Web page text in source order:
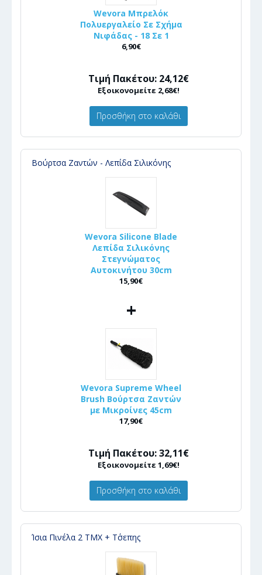
Wevora Μπρελόκ
Πολυεργαλείο Σε Σχήμα
Νιφάδας - 18 Σε 1
6,90€
Τιμή Πακέτου: 24,12€
Εξοικονομείτε 2,68€!
Προσθήκη στο καλάθι
Βούρτσα Ζαντών - Λεπίδα Σιλικόνης
Wevora Silicone Blade
Λεπίδα Σιλικόνης
Στεγνώματος
Αυτοκινήτου 30cm
15,90€
+
Wevora Supreme Wheel
Brush Βούρτσα Ζαντών
με Μικροίνες 45cm
17,90€
Τιμή Πακέτου: 32,11€
Εξοικονομείτε 1,69€!
Προσθήκη στο καλάθι
Ίσια Πινέλα 2 ΤΜΧ + Τ΄σεπης